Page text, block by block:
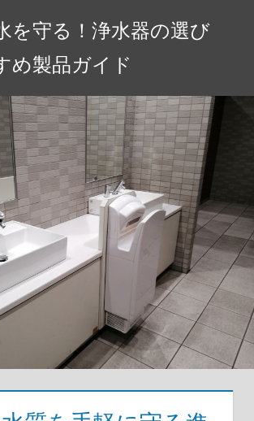
を守る！浄水器の選び
め製品ガイド